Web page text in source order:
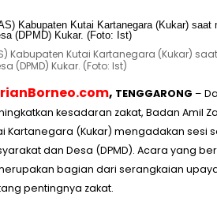
Kabupaten Kutai Kartanegara (Kukar)
(DPMD) Kukar. (Foto: Ist)
, TENGGARONG –
kesadaran zakat, Badan Amil
Kartanegara (Kukar) mengadakan sesi
dan Desa (DPMD). Acara yang
bagian dari serangkaian
pentingnya zakat.